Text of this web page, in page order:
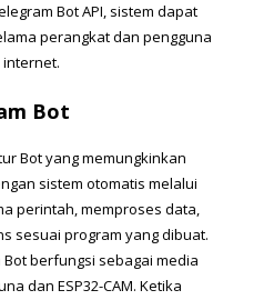
Bot API, sistem dapat
perangkat dan pengguna
Bot
Bot yang memungkinkan
sistem otomatis melalui
perintah, memproses data,
sesuai program yang dibuat.
berfungsi sebagai media
dan ESP32-CAM. Ketika